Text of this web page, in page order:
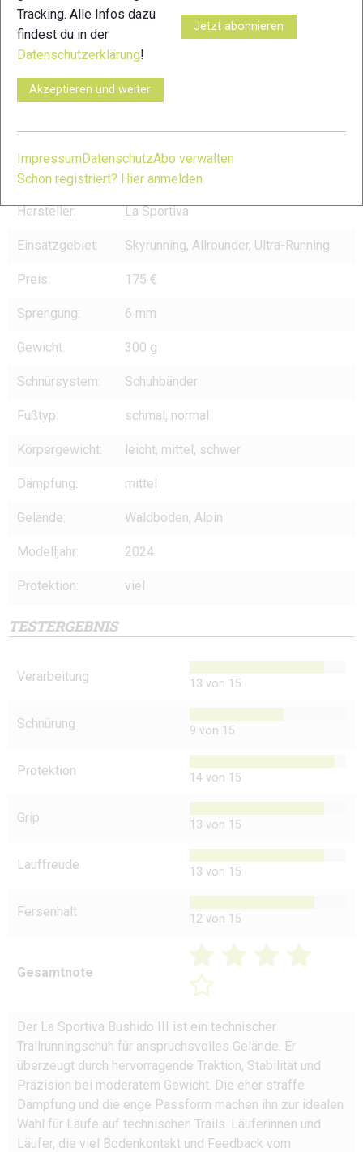
TECHNISCHE DATEN
Hersteller: La Sportiva
Einsatzgebiet: Skyrunning, Allrounder, Ultra-Running
Preis: 175 €
Sprengung: 6 mm
Gewicht: 300 g
Schnürsystem: Schuhbänder
Fußtyp: schmal, normal
Körpergewicht: leicht, mittel, schwer
Dämpfung: mittel
Gelände: Waldboden, Alpin
Modelljahr: 2024
Protektion: viel
TESTERGEBNIS
Verarbeitung 13 von 15
Schnürung 9 von 15
Protektion 14 von 15
Grip 13 von 15
Lauffreude 13 von 15
Fersenhalt 12 von 15
Gesamtnote
Der La Sportiva Bushido III ist ein technischer
Trailrunningschuh für anspruchsvolles Gelände. Er
überzeugt durch hervorragende Traktion, Stabilität und
Präzision bei moderatem Gewicht. Die eher straffe
Dämpfung und die enge Passform machen ihn zur idealen
Wahl für Läufe auf technischen Trails. Läuferinnen und
Läufer, die viel Bodenkontakt und Feedback vom
Tracking. Alle Infos dazu
findest du in der
Datenschutzerklärung!
Akzeptieren und weiter
Jetzt abonnieren
Impressum DatenschutzAbo verwalten
Schon registriert? Hier anmelden